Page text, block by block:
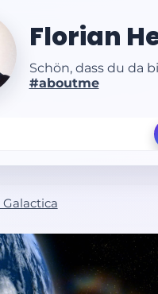
Florian
Schön, dass du da
#aboutme